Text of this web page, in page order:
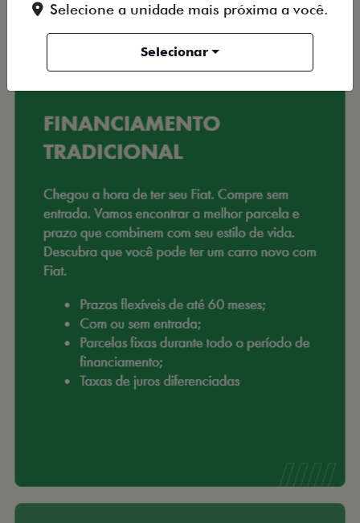
Selecione a unidade mais próxima a você.
Selecionar